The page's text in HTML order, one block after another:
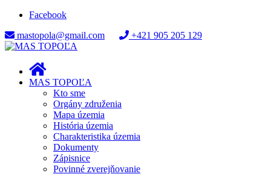
Facebook
mastopola@gmail.com
+421 905 205 129
MAS TOPOĽA
Kto sme
Orgány združenia
Mapa územia
História územia
Charakteristika územia
Dokumenty
Zápisnice
Povinné zverejňovanie